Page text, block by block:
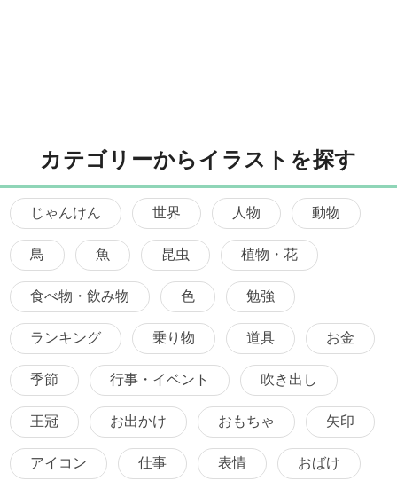
カテゴリーからイラストを探す
じゃんけん 世界 人物 動物
鳥 魚 昆虫 植物・花
食べ物・飲み物 色 勉強
ランキング 乗り物 道具 お金
季節 行事・イベント 吹き出し
王冠 お出かけ おもちゃ 矢印
アイコン 仕事 表情 おばけ